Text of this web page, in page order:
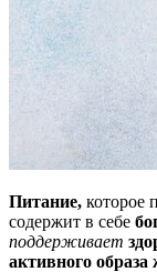
Питание, которое
содержит в себе
поддерживает
активного образа